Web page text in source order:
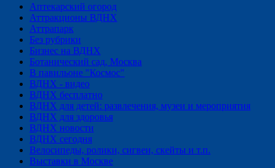
Аптекарский огород
Аттракционы ВДНХ
Аттрапарк
Без рубрики
Бизнес на ВДНХ
Ботанический сад, Москва
В павильоне "Космос"
ВДНХ - видео
ВДНХ бесплатно
ВДНХ для детей: развлечения, музеи и мероприятия
ВДНХ для здоровья
ВДНХ новости
ВДНХ сегодня
Велосипеды, ролики, сигвеи, скейты и т.п.
Выставки в Москве